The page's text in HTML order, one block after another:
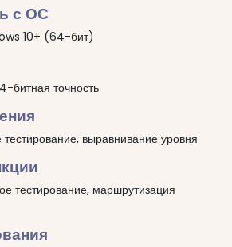
с ОС
10+ (64-бит)
битная точность
выравнивание уровня
тестирование, маршрутизация